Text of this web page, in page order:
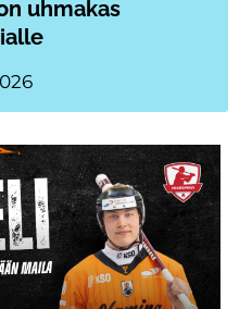
uhmakas